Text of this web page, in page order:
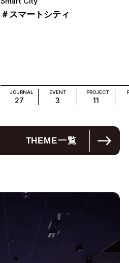
＃スマートシティ
JOURNAL
27
EVENT
3
PROJECT
11
THEME一覧